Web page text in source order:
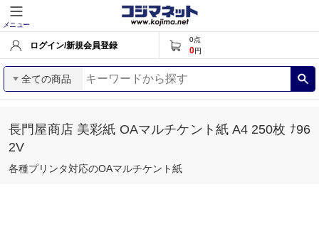
メニュー
ログイン/新規会員登録
0点
0円
全ての商品
長門屋商店 美彩紙 OAマルチケント紙 A4 250枚 ﾅ96
2V
各種プリンタ対応のOAマルチケント紙